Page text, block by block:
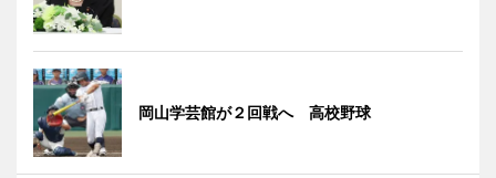
岡山学芸館が２回戦へ 高校野球